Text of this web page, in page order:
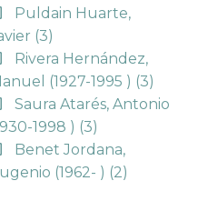
Puldain Huarte,
(3)
Rivera Hernández,
(1927-1995 ) (3)
Saura Atarés, Antonio
1998 ) (3)
Benet Jordana,
(1962- ) (2)